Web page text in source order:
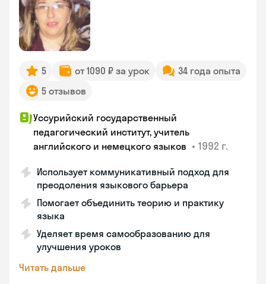
5 от 1090 ₽ за урок
34 года опыта
5 отзывов
Уссурийский государственный
педагогический институт, учитель
английского и немецкого языков • 1992 г.
Использует коммуникативный подход для
преодоления языкового барьера
Помогает объединить теорию и практику
языка
Уделяет время самообразованию для
улучшения уроков
Читать дальше